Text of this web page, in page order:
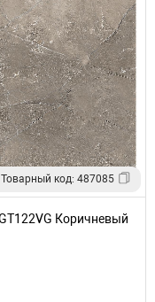
Товарный код: 487085
Коричневый